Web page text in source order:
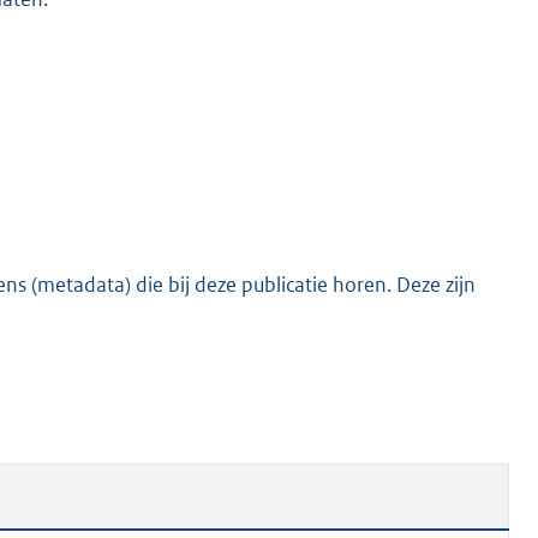
(metadata) die bij deze publicatie horen. Deze zijn